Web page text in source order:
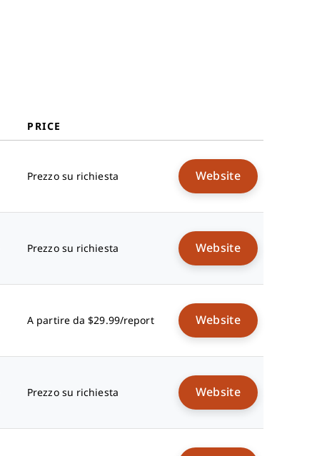
PRICE
Prezzo su richiesta Website
Prezzo su richiesta Website
A partire da $29.99/report Website
Prezzo su richiesta Website